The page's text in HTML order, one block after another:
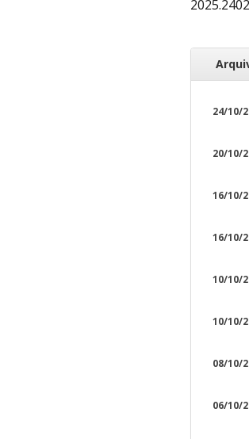
24/10/
20/10/
16/10/
16/10/
10/10/
10/10/
08/10/
06/10/